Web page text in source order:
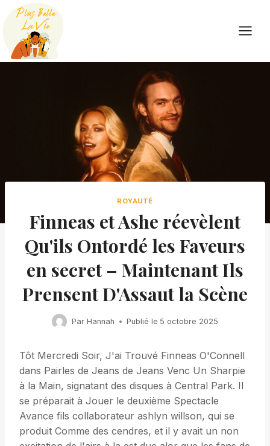
Skip
content
ROYAUTÉ
Finneas et Ashe réevèlent
Qu'ils Ontordé les Faveurs
en secret – Maintenant Ils
Prensent D'Assaut la Scène
Par Hannah Publié le 5 octobre 2025
Tôt Mercredi Soir, J'ai Trouvé Finneas O'Connell
dans Pairles de Jeans de Jeans Venc Un Sharpie
à la Main, signatant des disques à Central Park. Il
se préparait à Jouer le deuxième Spectacle
Avance fils collaborateur ashlyn willson, qui se
produit Comme des cendres, et il y avait un non